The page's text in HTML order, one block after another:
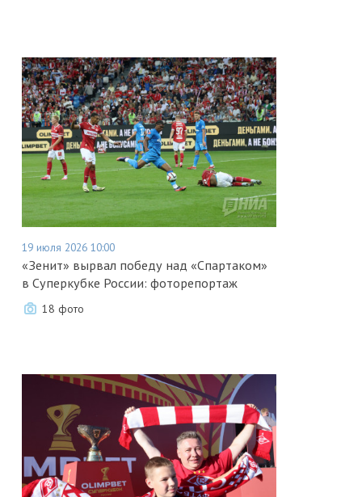
19 июля 2026 10:00
«Зенит» вырвал победу над «Спартаком»
в Суперкубке России: фоторепортаж
18 фото